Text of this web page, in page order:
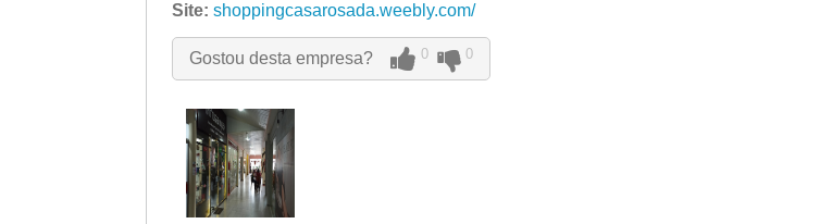
Ter:
09:00 - 18:00
Qui:
09:00 - 18:00
Sex:
09:00 - 18:00
Dom:
Fechado
Site: shoppingcasarosada.weebly.com/
Gostou desta empresa? 0 0